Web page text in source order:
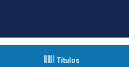
Títulos